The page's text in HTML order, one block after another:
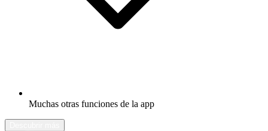
Muchas otras funciones de la app